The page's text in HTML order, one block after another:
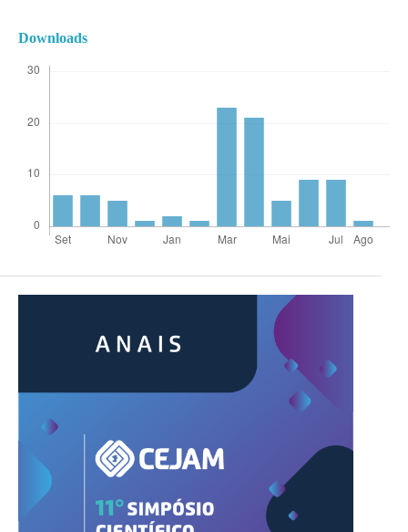
Downloads